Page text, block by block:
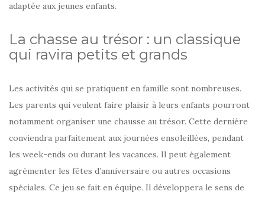
adaptée aux jeunes enfants.
La chasse au trésor : un classique
qui ravira petits et grands
Les activités qui se pratiquent en famille sont nombreuses.
Les parents qui veulent faire plaisir à leurs enfants pourront
notamment organiser une chausse au trésor. Cette dernière
conviendra parfaitement aux journées ensoleillées, pendant
les week-ends ou durant les vacances. Il peut également
agrémenter les fêtes d’anniversaire ou autres occasions
spéciales. Ce jeu se fait en équipe. Il développera le sens de